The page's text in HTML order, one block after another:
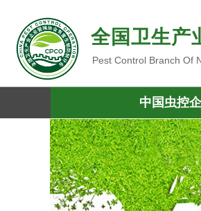
全国卫生产
Pest Control Branch Of
中国虫控